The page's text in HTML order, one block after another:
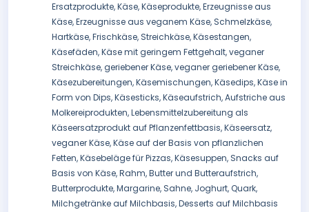
Ersatzprodukte, Käse, Käseprodukte, Erzeugnisse aus
Käse, Erzeugnisse aus veganem Käse, Schmelzkäse,
Hartkäse, Frischkäse, Streichkäse, Käsestangen,
Käsefäden, Käse mit geringem Fettgehalt, veganer
Streichkäse, geriebener Käse, veganer geriebener Käse,
Käsezubereitungen, Käsemischungen, Käsedips, Käse in
Form von Dips, Käsesticks, Käseaufstrich, Aufstriche aus
Molkereiprodukten, Lebensmittelzubereitung als
Käseersatzprodukt auf Pflanzenfettbasis, Käseersatz,
veganer Käse, Käse auf der Basis von pflanzlichen
Fetten, Käsebeläge für Pizzas, Käsesuppen, Snacks auf
Basis von Käse, Rahm, Butter und Butteraufstrich,
Butterprodukte, Margarine, Sahne, Joghurt, Quark,
Milchgetränke auf Milchbasis, Desserts auf Milchbasis